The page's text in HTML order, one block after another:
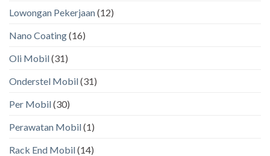
Lowongan Pekerjaan(12)
Nano Coating(16)
Oli Mobil(31)
Onderstel Mobil(31)
Per Mobil(30)
Perawatan Mobil(1)
Rack End Mobil(14)